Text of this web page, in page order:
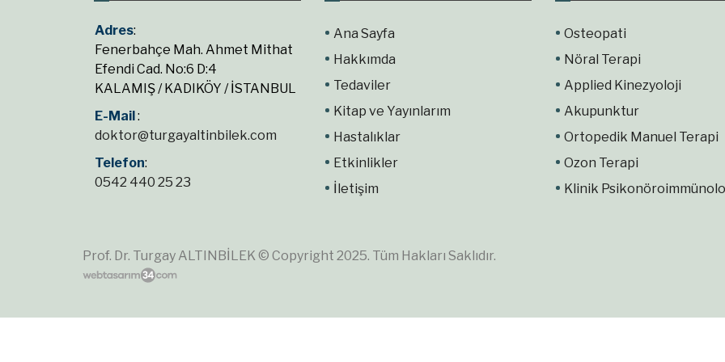
Adres:
Fenerbahçe Mah. Ahmet Mithat
Efendi Cad. No:6 D:4
KALAMIŞ / KADIKÖY / İSTANBUL
E-Mail:
doktor@turgayaltinbilek.com
Telefon:
0542 440 25 23
Ana Sayfa
Hakkımda
Tedaviler
Kitap ve Yayınlarım
Hastalıklar
Etkinlikler
İletişim
Osteopati
Nöral Terapi
Applied Kinezyoloji
Akupunktur
Ortopedik Manuel Terapi
Ozon Terapi
Klinik
Prof. Dr. Turgay ALTINBİLEK © Copyright 2025. Tüm Hakları Saklıdır.